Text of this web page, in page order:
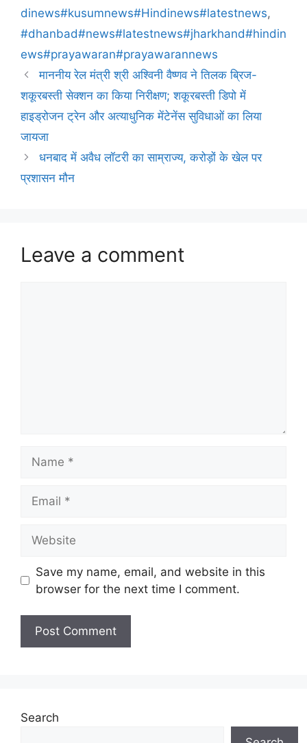
dinews#kusumnews#Hindinews#latestnews,
#dhanbad#news#latestnews#jharkhand#hindin
ews#prayawaran#prayawarannews
माननीय रेल मंत्री श्री अश्विनी वैष्णव ने तिलक ब्रिज-
शकूरबस्ती सेक्शन का किया निरीक्षण; शकूरबस्ती डिपो में
हाइड्रोजन ट्रेन और अत्याधुनिक मेंटेनेंस सुविधाओं का लिया
जायजा
धनबाद में अवैध लॉटरी का साम्राज्य, करोड़ों के खेल पर
प्रशासन मौन
Leave a comment
Save my name, email, and website in this
browser for the next time I comment.
Search